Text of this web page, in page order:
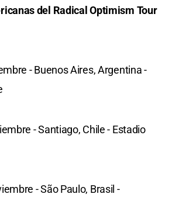
del Radical Optimism Tour
- Buenos Aires, Argentina -
- Santiago, Chile - Estadio
- São Paulo, Brasil -